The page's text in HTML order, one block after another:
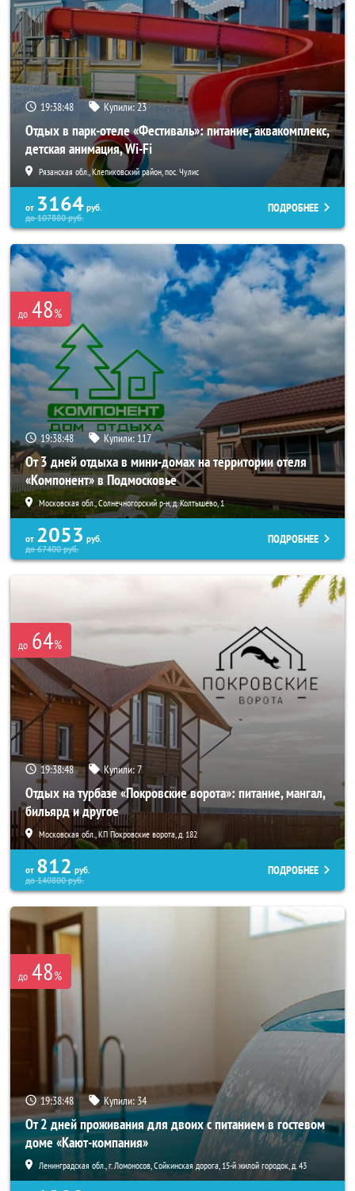
19:38:46 Купили:23
Отдых в парк-отеле «Фестиваль»: питание, аквакомплекс,
детская анимация, Wi-Fi
Рязанская обл., Клепиковский район, пос. Чулис
от 3164 руб.
до107880руб.
ПОДРОБНЕЕ
до 48%
19:38:46 Купили: 117
От 3 дней отдыха в мини-домах на территории отеля
«Компонент» в Подмосковье
Московская обл., Солнечногорский р-н, д. Колтышево, 1
от 2053 руб.
до67400руб.
ПОДРОБНЕЕ
до 64%
19:38:46 Купили:7
Отдых на турбазе «Покровские ворота»: питание, мангал,
бильярд и другое
Московская обл., КП Покровские ворота, д. 182
от 812 руб.
до140800руб.
ПОДРОБНЕЕ
до 48%
19:38:46 Купили: 34
От 2 дней проживания для двоих с питанием в гостевом
доме «Кают-компания»
Ленинградская обл., г. Ломоносов, Сойкинская дорога, 15-й жилой городок, д. 43